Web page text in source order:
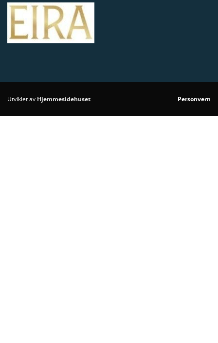
Utviklet av Hjemmesidehuset Personvern